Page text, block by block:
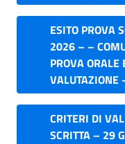
ESITO PROVA
2026 – –
PROVA ORALE
CRITERI DI
SCRITTA – 29